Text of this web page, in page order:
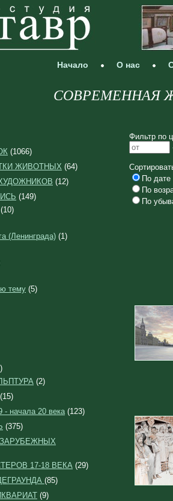
Начало О нас
СОВРЕМЕННАЯ
(1066)
ЖИВОТНЫХ (64)
(12)
(149)
(10)
(Ленинграда) (1)
тему (5)
(2)
(15)
20 века(123)
(375)
17-18 ВЕКА (29)
(85)
(9)
Фильтр по
По дате
По
По